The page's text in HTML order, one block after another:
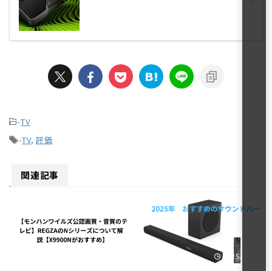
-TV
-TV, 評価
関連記事
2025/2/12